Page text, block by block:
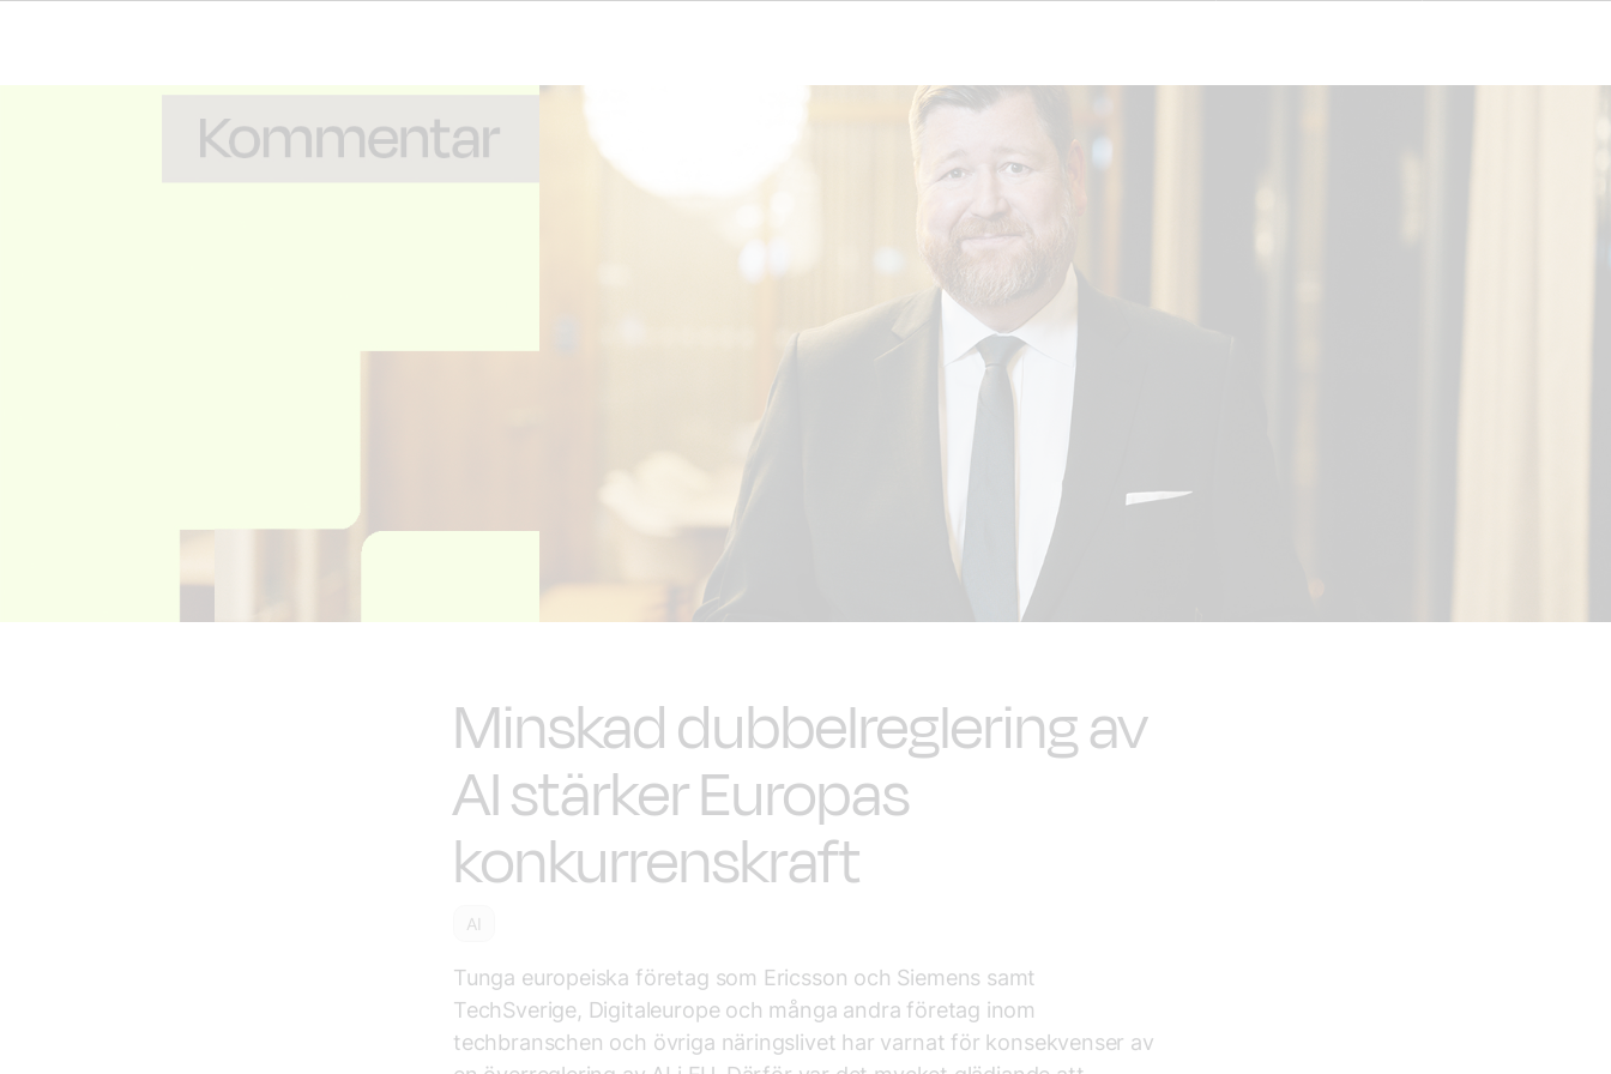
Minskad dubbelreglering av
AI stärker Europas
konkurrenskraft
AI
Tunga europeiska företag som Ericsson och Siemens samt
TechSverige, Digitaleurope och många andra företag inom
techbranschen och övriga näringslivet har varnat för konsekvenser av